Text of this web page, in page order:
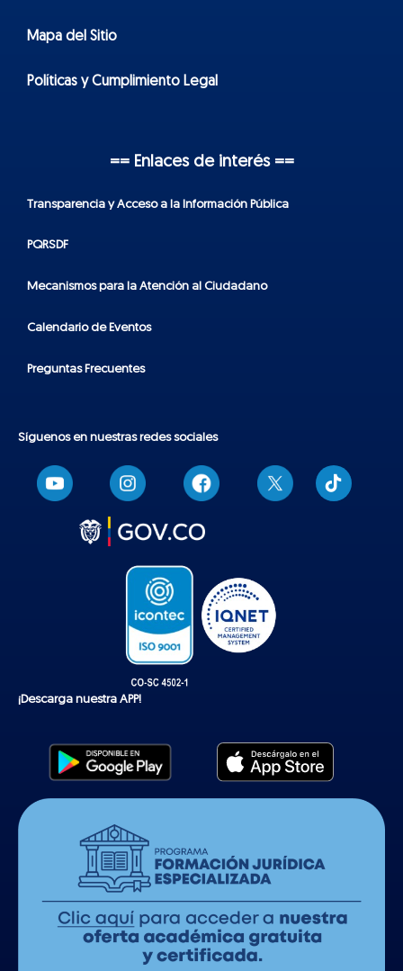
Mapa del Sitio
Políticas y Cumplimiento Legal
== Enlaces de interés ==
Transparencia y Acceso a la Información Pública
PQRSDF
Mecanismos para la Atención al Ciudadano
Calendario de Eventos
Preguntas Frecuentes
Síguenos en nuestras redes sociales
T
i
k
¡Descarga nuestra APP!